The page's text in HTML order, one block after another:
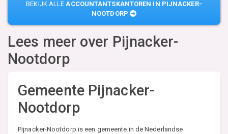
BEKIJK ALLEACCOUNTANTSKANTOREN IN PIJNACKER-
NOOTDORP
Lees meer over Pijnacker-
Nootdorp
Gemeente Pijnacker-
Nootdorp
Pijnacker-Nootdorp is een gemeente in de Nederlandse